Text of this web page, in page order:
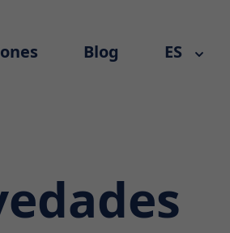
Blog ES